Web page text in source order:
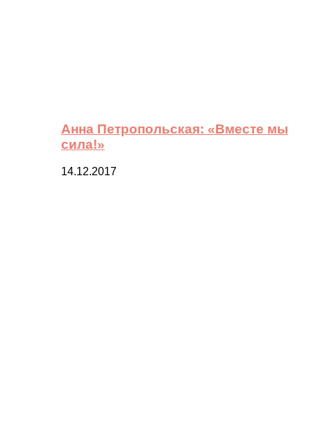
Анна Петропольская: «Вместе мы
сила!»
14.12.2017